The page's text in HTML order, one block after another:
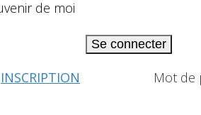
de moi
Se connecter
INSCRIPTION Mot de